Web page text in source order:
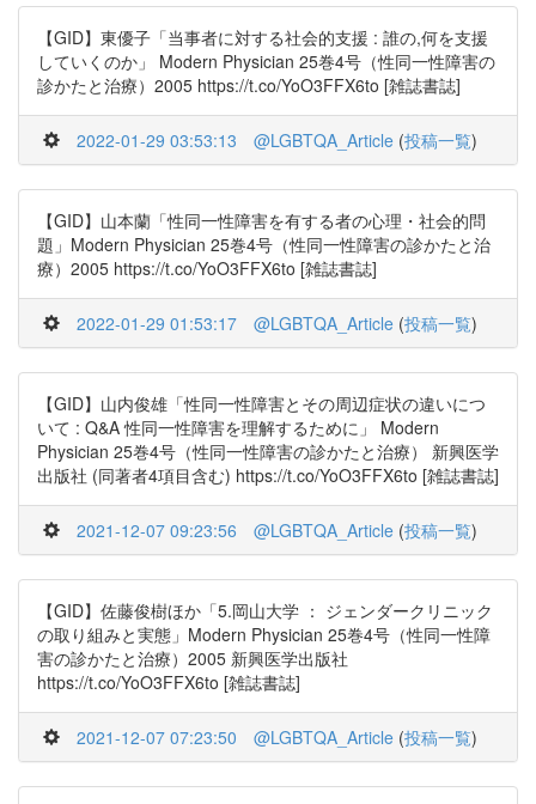
【GID】東優子「当事者に対する社会的支援 : 誰の,何を支援
していくのか」 Modern Physician 25巻4号（性同一性障害の
診かたと治療）2005 https://t.co/YoO3FFX6to [雑誌書誌]
2022-01-29 03:53:13 @LGBTQA_Article (投稿一覧)
【GID】山本蘭「性同一性障害を有する者の心理・社会的問
題」Modern Physician 25巻4号（性同一性障害の診かたと治
療）2005 https://t.co/YoO3FFX6to [雑誌書誌]
2022-01-29 01:53:17 @LGBTQA_Article (投稿一覧)
【GID】山内俊雄「性同一性障害とその周辺症状の違いにつ
いて : Q&A 性同一性障害を理解するために」 Modern
Physician 25巻4号（性同一性障害の診かたと治療） 新興医学
出版社 (同著者4項目含む) https://t.co/YoO3FFX6to [雑誌書誌]
2021-12-07 09:23:56 @LGBTQA_Article (投稿一覧)
【GID】佐藤俊樹ほか「5.岡山大学 ： ジェンダークリニック
の取り組みと実態」Modern Physician 25巻4号（性同一性障
害の診かたと治療）2005 新興医学出版社
https://t.co/YoO3FFX6to [雑誌書誌]
2021-12-07 07:23:50 @LGBTQA_Article (投稿一覧)